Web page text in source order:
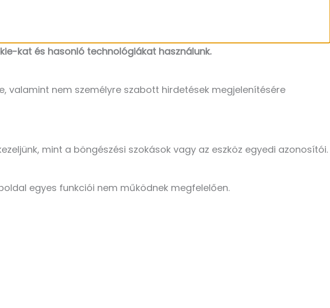
kat és hasonló technológiákat használunk.
valamint nem személyre szabott hirdetések megjelenítésére
mint a böngészési szokások vagy az eszköz egyedi azonosítói.
egyes funkciói nem működnek megfelelően.